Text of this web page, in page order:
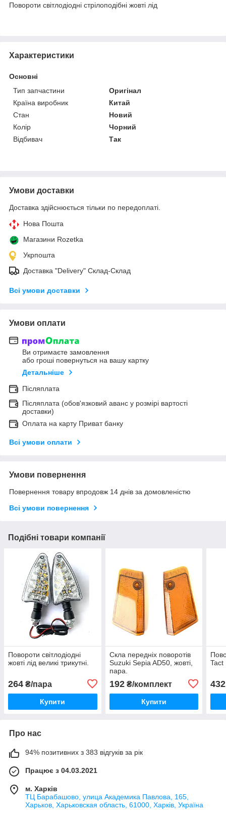
Повороти світлодіодні стрілоподібні жовті лід
Характеристики
Основні
Тип запчастини
Оригінал
Країна виробник
Китай
Стан
Новий
Колір
Чорний
Відбивач
Так
Умови доставки
Доставка здійснюється тільки по передоплаті.
Нова Пошта
Магазини Rozetka
Укрпошта
Доставка "Delivery" Склад-Склад
Всі умови доставки
Умови оплати
Ви отримаєте замовлення
або гроші повернуться на вашу картку
Детальніше
Післяплата
Післяплата (обов'язковий аванс у розмірі вартості
доставки)
Оплата на карту Приват банку
Всі умови оплати
Умови повернення
Повернення товару впродовж 14 днів за домовленістю
Всі умови повернення
Подібні товари компанії
Повороти світлодіодні
жовті лід великі трикутні.
264 ₴/пара
Купити
Скла передніх поворотів
Suzuki Sepia AD50, жовті,
пара.
192₴/комплект
Купити
Tact
432
Про нас
94% позитивних з 383 відгуків за рік
Працює з 04.03.2021
м. Харків
ТЦ Барабашово, улица Академика Павлова, 165,
Харьков, Харьковская область, 61000, Харків, Україна